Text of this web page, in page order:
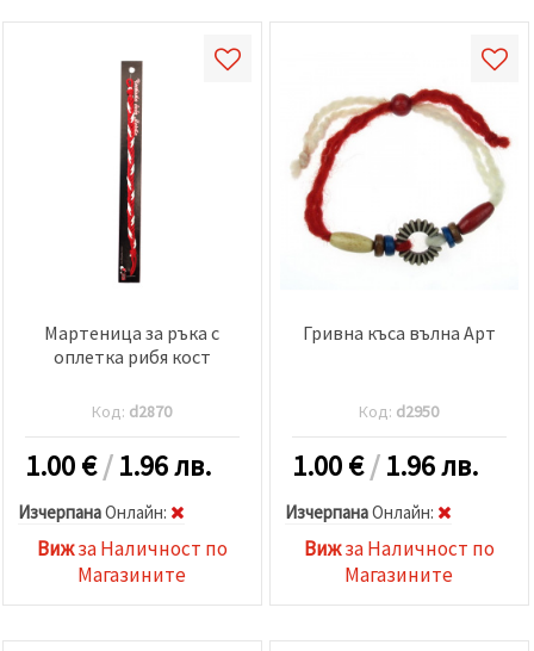
Мартеница за ръка с
оплетка рибя кост
Код: d2870
1.00€/1.96 лв.
ИзчерпанаOнлайн:
Вижза Наличност по
Магазините
Гривна къса вълна Арт
Код: d2950
1.00€/1.96 лв.
ИзчерпанаOнлайн:
Вижза Наличност по
Магазините